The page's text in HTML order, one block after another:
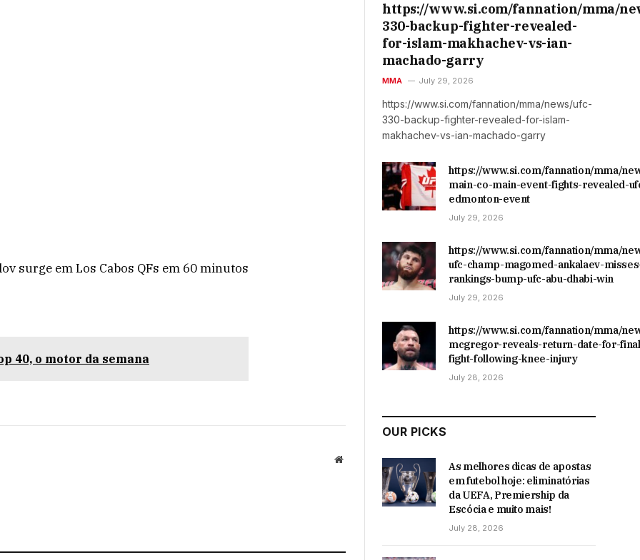
surge em Los Cabos QFs em 60 minutos
40, o motor da semana
Website
https://www.si.com/fannation/mma/
330-backup-fighter-revealed-
for-islam-makhachev-vs-ian-
machado-garry
MMA July 29, 2026
https://www.si.com/fannation/mma/news/ufc-
330-backup-fighter-revealed-for-islam-
makhachev-vs-ian-machado-garry
https://www.si.com/fannation/mma/
main-co-main-event-fights-revealed-
edmonton-event
July 29, 2026
https://www.si.com/fannation/mma/
ufc-champ-magomed-ankalaev-
rankings-bump-ufc-abu-dhabi-win
July 29, 2026
https://www.si.com/fannation/mma/
mcgregor-reveals-return-date-for-
fight-following-knee-injury
July 28, 2026
OUR PICKS
As melhores dicas de apostas
em futebol hoje: eliminatórias
da UEFA, Premiership da
Escócia e muito mais!
July 28, 2026